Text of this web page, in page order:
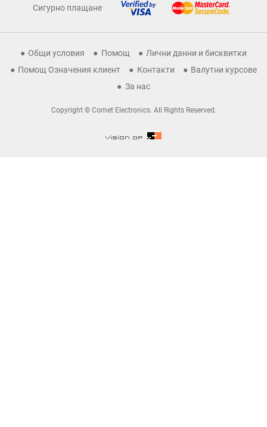
Сигурно плащане
Общи условия Помощ
Лични данни и бисквитки
Помощ Означения клиент
Контакти
Валутни курсове
За нас
Copyright © Comet Electronics. All Rights Reserved.